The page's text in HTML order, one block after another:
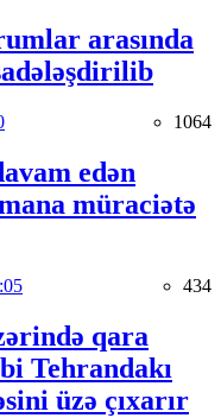
arasında
1064
edən
müraciətə
434
qara
Tehrandakı
üzə çıxarır